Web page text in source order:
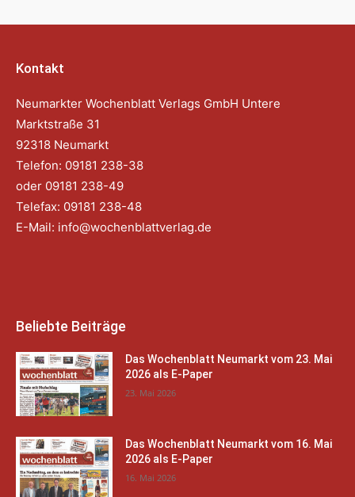
Kontakt
Neumarkter Wochenblatt Verlags GmbH Untere
Marktstraße 31
92318 Neumarkt
Telefon: 09181 238-38
oder 09181 238-49
Telefax: 09181 238-48
E-Mail: info@wochenblattverlag.de
Beliebte Beiträge
Das Wochenblatt Neumarkt vom 23. Mai
2026 als E-Paper
23. Mai 2026
Das Wochenblatt Neumarkt vom 16. Mai
2026 als E-Paper
16. Mai 2026